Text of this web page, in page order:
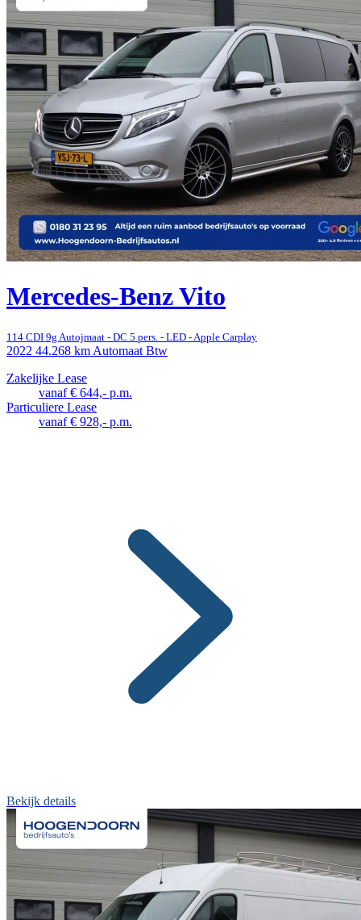
Mercedes-Benz Vito
114 CDI 9g Autojmaat - DC 5 pers. - LED - Apple Carplay
2022 44.268 km Automaat Btw
Zakelijke Lease
vanaf € 644,- p.m.
Particuliere Lease
vanaf € 928,- p.m.
Bekijk details